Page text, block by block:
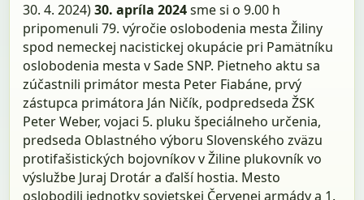
30. 4. 2024)30. apríla 2024sme si o 9.00 h
pripomenuli 79. výročie oslobodenia mesta Žiliny
spod nemeckej nacistickej okupácie pri Pamätníku
oslobodenia mesta v Sade SNP. Pietneho aktu sa
zúčastnili primátor mesta Peter Fiabáne, prvý
zástupca primátora Ján Ničík, podpredseda ŽSK
Peter Weber, vojaci 5. pluku špeciálneho určenia,
predseda Oblastného výboru Slovenského zväzu
protifašistických bojovníkov v Žiline plukovník vo
výslužbe Juraj Drotár a ďalší hostia. Mesto
oslobodili jednotky sovietskej Červenej armády a 1.